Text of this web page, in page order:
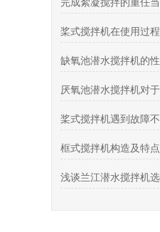
框式搅拌机构造及特点